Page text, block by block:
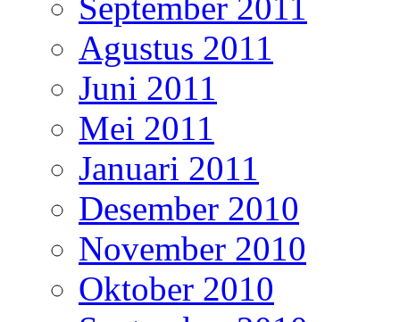
Agustus 2011
Juni 2011
Mei 2011
Januari 2011
Desember 2010
November 2010
Oktober 2010